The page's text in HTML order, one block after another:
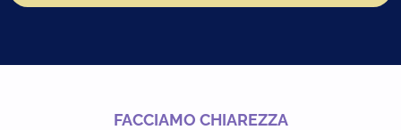
FACCIAMO CHIAREZZA